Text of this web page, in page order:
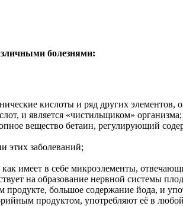
болезнями:
кислоты и ряд других
и является «чистильщиком» организма;
вещество бетаин, регулирующий
этих заболеваний;
имеет в себе микроэлементы,
на образование нервной системы
продукте, большое содержание йода, и
продуктом, употребляют её в